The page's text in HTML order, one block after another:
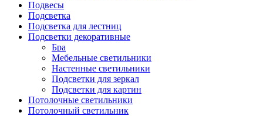
Подвесы
Подсветка
Подсветка для лестниц
Подсветки декоративные
Бра
Мебельные светильники
Настенные светильники
Подсветки для зеркал
Подсветки для картин
Потолочные светильники
Потолочный светильник